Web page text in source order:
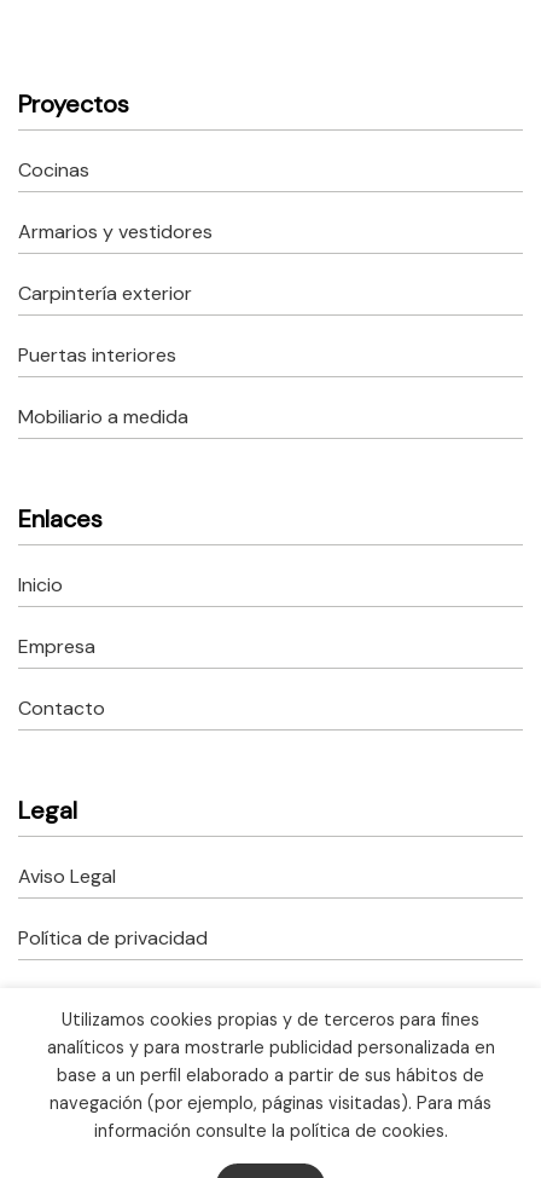
Proyectos
Cocinas
Armarios y vestidores
Carpintería exterior
Puertas interiores
Mobiliario a medida
Enlaces
Inicio
Empresa
Contacto
Legal
Aviso Legal
Política de privacidad
Copyright © 2023 Fusteria Correcher.
Todos los derechos reservados.Ayudas Kit Digital
Utilizamos cookies propias y de terceros para fines
analíticos y para mostrarle publicidad personalizada en
base a un perfil elaborado a partir de sus hábitos de
navegación (por ejemplo, páginas visitadas). Para más
información consulte la política de cookies.